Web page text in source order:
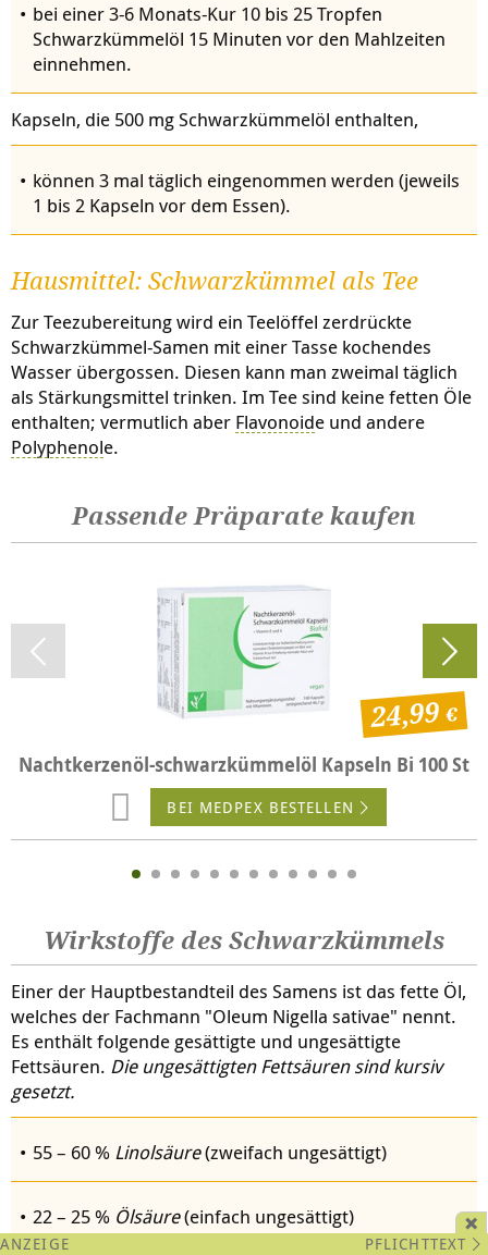
bei einer 3-6 Monats-Kur 10 bis 25 Tropfen
Schwarzkümmelöl 15 Minuten vor den Mahlzeiten
einnehmen.
Kapseln, die 500 mg Schwarzkümmelöl enthalten,
können 3 mal täglich eingenommen werden (jeweils
1 bis 2 Kapseln vor dem Essen).
Hausmittel: Schwarzkümmel als Tee
Zur Teezubereitung wird ein Teelöffel zerdrückte
Schwarzkümmel-Samen mit einer Tasse kochendes
Wasser übergossen. Diesen kann man zweimal täglich
als Stärkungsmittel trinken. Im Tee sind keine fetten Öle
enthalten; vermutlich aber Flavonoide und andere
Polyphenole.
Passende Präparate kaufen
Nachtkerzenöl-schwarzkümmelöl Kapseln Bi 100 St
24,99
BEI MEDPEX BESTELLEN
Wirkstoffe des Schwarzkümmels
Einer der Hauptbestandteil des Samens ist das fette Öl,
welches der Fachmann "Oleum Nigella sativae" nennt.
Es enthält folgende gesättigte und ungesättigte
Fettsäuren. Die ungesättigten Fettsäuren sind kursiv
gesetzt.
55 – 60 % Linolsäure(zweifach ungesättigt)
22 – 25 % Ölsäure(einfach ungesättigt)
PFLICHTTEXT